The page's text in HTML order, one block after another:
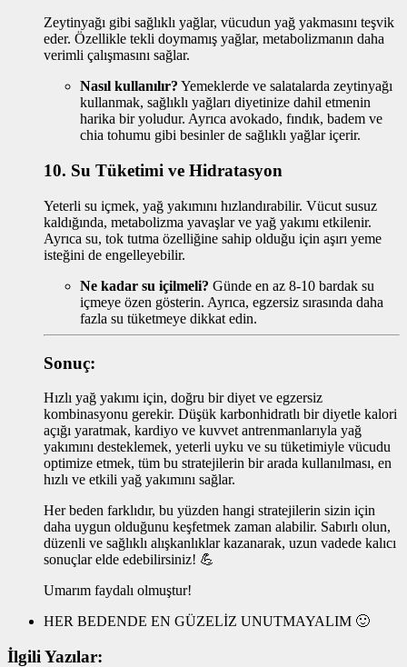
Zeytinyağı gibi sağlıklı yağlar, vücudun yağ yakmasını teşvik
eder. Özellikle tekli doymamış yağlar, metabolizmanın daha
verimli çalışmasını sağlar.
Nasıl kullanılır? Yemeklerde ve salatalarda zeytinyağı
kullanmak, sağlıklı yağları diyetinize dahil etmenin
harika bir yoludur. Ayrıca avokado, fındık, badem ve
chia tohumu gibi besinler de sağlıklı yağlar içerir.
10. Su Tüketimi ve Hidratasyon
Yeterli su içmek, yağ yakımını hızlandırabilir. Vücut susuz
kaldığında, metabolizma yavaşlar ve yağ yakımı etkilenir.
Ayrıca su, tok tutma özelliğine sahip olduğu için aşırı yeme
isteğini de engelleyebilir.
Ne kadar su içilmeli? Günde en az 8-10 bardak su
içmeye özen gösterin. Ayrıca, egzersiz sırasında daha
fazla su tüketmeye dikkat edin.
Sonuç:
Hızlı yağ yakımı için, doğru bir diyet ve egzersiz
kombinasyonu gerekir. Düşük karbonhidratlı bir diyetle kalori
açığı yaratmak, kardiyo ve kuvvet antrenmanlarıyla yağ
yakımını desteklemek, yeterli uyku ve su tüketimiyle vücudu
optimize etmek, tüm bu stratejilerin bir arada kullanılması, en
hızlı ve etkili yağ yakımını sağlar.
Her beden farklıdır, bu yüzden hangi stratejilerin sizin için
daha uygun olduğunu keşfetmek zaman alabilir. Sabırlı olun,
düzenli ve sağlıklı alışkanlıklar kazanarak, uzun vadede kalıcı
sonuçlar elde edebilirsiniz! 💪
Umarım faydalı olmuştur!
HER BEDENDE EN GÜZELİZ UNUTMAYALIM 🙂
İlgili Yazılar: